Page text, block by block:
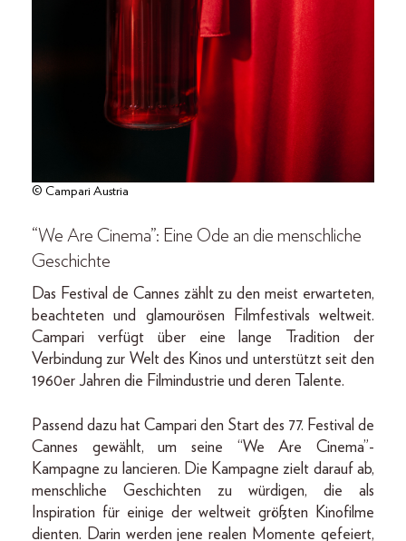
© Campari Austria
“We Are Cinema”: Eine Ode an die menschliche
Geschichte
Das Festival de Cannes zählt zu den meist erwarteten,
beachteten und glamourösen Filmfestivals weltweit.
Campari verfügt über eine lange Tradition der
Verbindung zur Welt des Kinos und unterstützt seit den
1960er Jahren die Filmindustrie und deren Talente.
Passend dazu hat Campari den Start des 77. Festival de
Cannes gewählt, um seine “We Are Cinema”-
Kampagne zu lancieren. Die Kampagne zielt darauf ab,
menschliche Geschichten zu würdigen, die als
Inspiration für einige der weltweit größten Kinofilme
dienten. Darin werden jene realen Momente gefeiert,